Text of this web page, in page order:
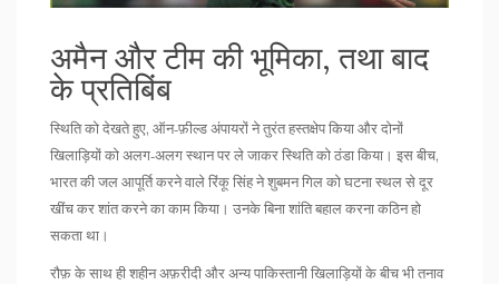
अमैन और टीम की भूमिका, तथा बाद
के प्रतिबिंब
स्थिति को देखते हुए, ऑन‑फ़ील्ड अंपायरों ने तुरंत हस्तक्षेप किया और दोनों
खिलाड़ियों को अलग‑अलग स्थान पर ले जाकर स्थिति को ठंडा किया। इस बीच,
भारत की जल आपूर्ति करने वाले रिंकू सिंह ने शुबमन गिल को घटना स्थल से दूर
खींच कर शांत करने का काम किया। उनके बिना शांति बहाल करना कठिन हो
सकता था।
रौफ़ के साथ ही शहीन अफ़रीदी और अन्य पाकिस्तानी खिलाड़ियों के बीच भी तनाव